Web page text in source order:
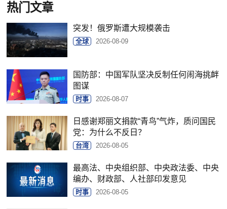
热门文章
突发！俄罗斯遭大规模袭击
全球 2026-08-09
国防部：中国军队坚决反制任何闹海挑衅
图谋
时事 2026-08-07
日感谢郑丽文捐款“青鸟”气炸，质问国民
党：为什么不反日？
台湾 2026-08-05
最高法、中央组织部、中央政法委、中央
编办、财政部、人社部印发意见
时事 2026-08-05